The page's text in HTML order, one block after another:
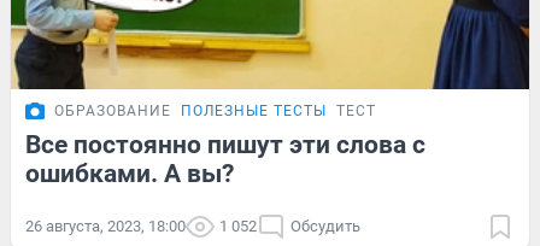
ОБРАЗОВАНИЕ ПОЛЕЗНЫЕ ТЕСТЫ ТЕСТ
Все постоянно пишут эти слова с
ошибками. А вы?
26 августа, 2023, 18:00 1 052 Обсудить